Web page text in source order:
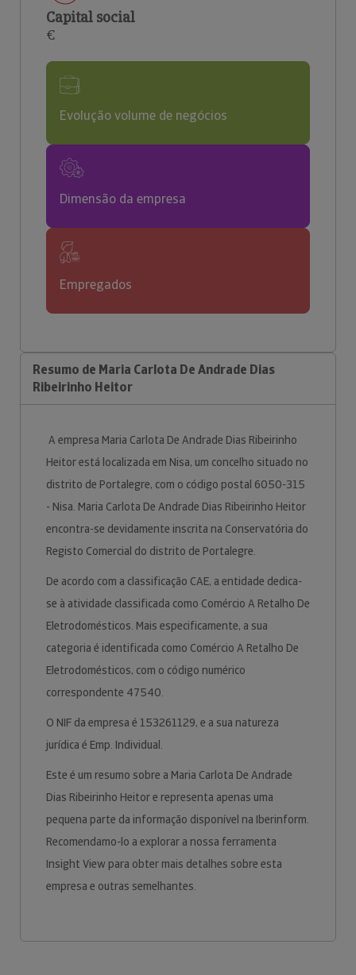
Capital social
€
Evolução volume de negócios
Dimensão da empresa
Empregados
Resumo de Maria Carlota De Andrade Dias
Ribeirinho Heitor
A empresa Maria Carlota De Andrade Dias Ribeirinho
Heitor está localizada em Nisa, um concelho situado no
distrito de Portalegre, com o código postal 6050-315
- Nisa. Maria Carlota De Andrade Dias Ribeirinho Heitor
encontra-se devidamente inscrita na Conservatória do
Registo Comercial do distrito de Portalegre.
De acordo com a classificação CAE, a entidade dedica-
se à atividade classificada como Comércio A Retalho De
Eletrodomésticos. Mais especificamente, a sua
categoria é identificada como Comércio A Retalho De
Eletrodomésticos, com o código numérico
correspondente 47540.
O NIF da empresa é 153261129, e a sua natureza
jurídica é Emp. Individual.
Este é um resumo sobre a Maria Carlota De Andrade
Dias Ribeirinho Heitor e representa apenas uma
pequena parte da informação disponível na Iberinform.
Recomendamo-lo a explorar a nossa ferramenta
Insight View para obter mais detalhes sobre esta
empresa e outras semelhantes.